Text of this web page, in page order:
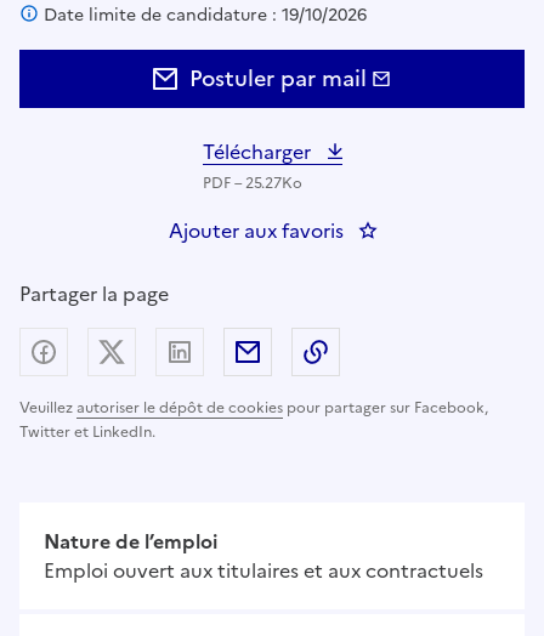
Postuler par mail
Date limite de candidature : 19/10/2026
Télécharger
PDF – 25.27Ko
Ajouter aux favoris : ADJOINT CHEF
Partager la page
Veuillezautoriser le dépôt de cookies pour partager sur Facebook,
Twitter et LinkedIn.
Partager sur Facebook
Partager sur X (anciennement Twitter) -
Partager sur LinkedIn
Partager par email
Nature de l’emploi
Emploi ouvert aux titulaires et aux contractuels